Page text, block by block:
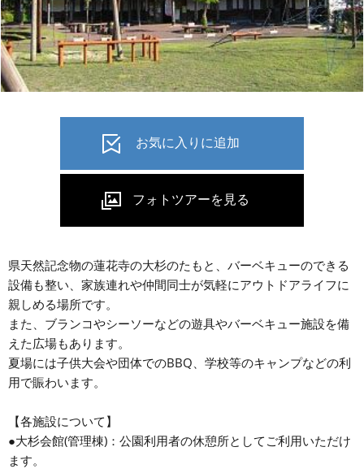
県天然記念物の蓮花寺の大杉のたもと、バーベキューのできる
設備も整い、家族連れや仲間同士が気軽にアウトドアライフに
親しめる場所です。
また、ブランコやシーソーなどの遊具やバーベキュー施設を備
えた広場もあります。
夏場には子供大会や団体でのBBQ、学校等のキャンプなどの利
用で賑わいます。
【各施設について】
●大杉会館(管理棟)：公園利用者の休憩所としてご利用いただけ
ます。